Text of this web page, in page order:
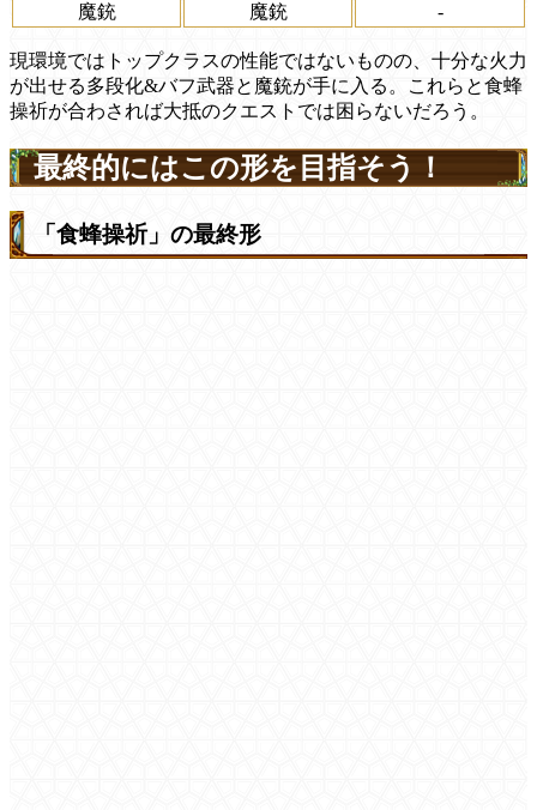
魔銃
魔銃 -
現環境ではトップクラスの性能ではないものの、十分な火力
が出せる多段化&バフ武器と魔銃が手に入る。これらと食蜂
操祈が合わされば大抵のクエストでは困らないだろう。
最終的にはこの形を目指そう！
「食蜂操祈」の最終形